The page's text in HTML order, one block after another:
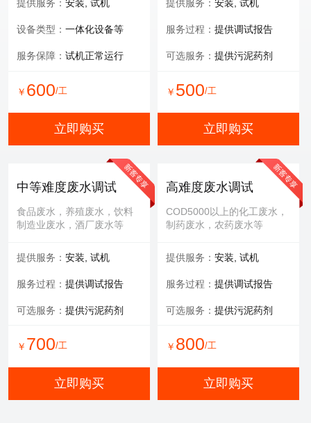
提供服务： 安装, 试机
设备类型： 一体化设备等
服务保障： 试机正常运行
￥ 600/工
立即购买
提供服务： 安装, 试机
服务过程： 提供调试报告
可选服务： 提供污泥药剂
￥ 500/工
立即购买
中等难度废水调试
食品废水，养殖废水，饮料
制造业废水，酒厂废水等
提供服务： 安装, 试机
服务过程： 提供调试报告
可选服务： 提供污泥药剂
￥ 700/工
立即购买
高难度废水调试
COD5000以上的化工废水，
制药废水，农药废水等
提供服务： 安装, 试机
服务过程： 提供调试报告
可选服务： 提供污泥药剂
￥ 800/工
立即购买